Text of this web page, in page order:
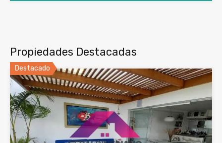
Propiedades Destacadas
Destacado